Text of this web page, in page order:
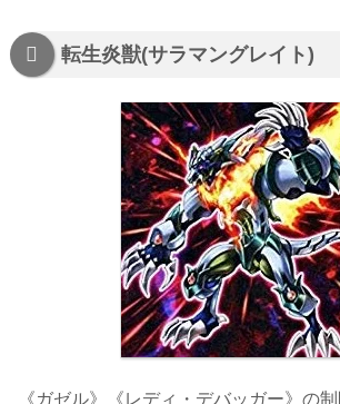
転生炎獣(サラマングレイト)
《ガゼル》《レディ・デバッガー》の